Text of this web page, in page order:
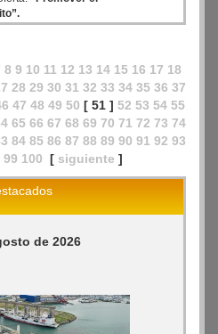
8 9 10 11 12 13 14 15 16 17 18
28 29 30 31 32 33 34 35 36 37
47 48 49 50 [ 51 ] 52 53 54 55
65 66 67 68 69 70 71 72 73 74
84 85 86 87 88 89 90 91 92 93
99 100 [ siguiente ]
de 2026